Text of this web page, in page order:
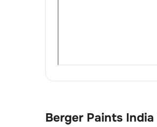
Berger Paints India